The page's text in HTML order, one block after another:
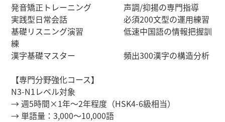
発音矯正トレーニング 声調/抑揚の専門指導
実践型日常会話 必須200文型の運用練習
基礎リスニング演習 低速中国語の情報把握訓
練
漢字基礎マスター 頻出300漢字の構造分析
【専門分野強化コース】
N3-N1レベル対象
→ 週5時間×1年～2年程度（HSK4-6級相当）
→ 単語量：3,000～10,000語​​